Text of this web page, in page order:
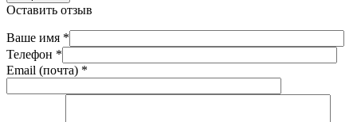
Оставить отзыв
Ваше имя *
Телефон *
Email (почта) *